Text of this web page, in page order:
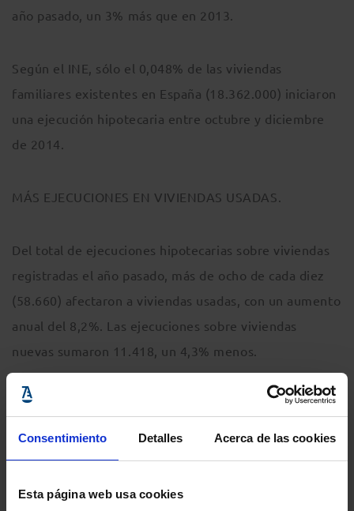
Consentimiento Detalles Acerca de las cookies
Esta página web usa cookies
año pasado, un 3% más que en 2013.
Según el INE, sólo el 0,048% de las viviendas
familiares existentes en España (18.362.000) iniciaron
una ejecución hipotecaria entre octubre y diciembre
de 2014.
MÁS EJECUCIONES EN VIVIENDAS USADAS.
Del total de ejecuciones hipotecarias sobre viviendas
registradas el año pasado, más de ocho de cada diez
(58.660) afectaron a viviendas usadas, con un aumento
anual del 8,2%. Las ejecuciones sobre viviendas
nuevas sumaron 11.418, un 4,3% menos.
La estadística revela además que el 20,2% de las
hipotecas firmadas en 2005. Ampliando un poco más